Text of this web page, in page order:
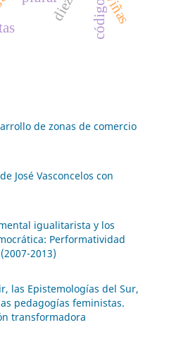
viñas
de zonas de comercio
José Vasconcelos con
igualitarista y los
Performatividad
2013)
las Epistemologías del Sur,
pedagogías feministas.
transformadora